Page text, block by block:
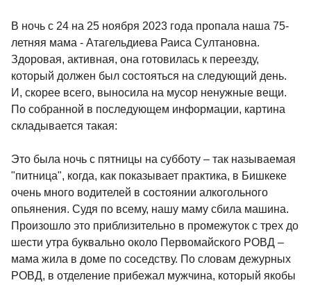
В ночь с 24 на 25 ноября 2023 года пропала наша 75-
летняя мама - Атагельдиева Раиса Султановна.
Здоровая, активная, она готовилась к переезду,
который должен был состояться на следующий день.
И, скорее всего, выносила на мусор ненужные вещи.
По собранной в последующем информации, картина
складывается такая:
Это была ночь с пятницы на субботу – так называемая
"питница", когда, как показывает практика, в Бишкеке
очень много водителей в состоянии алкогольного
опьянения. Судя по всему, нашу маму сбила машина.
Произошло это приблизительно в промежуток с трех до
шести утра буквально около Первомайского РОВД –
мама жила в доме по соседству. По словам дежурных
РОВД, в отделение прибежал мужчина, который якобы